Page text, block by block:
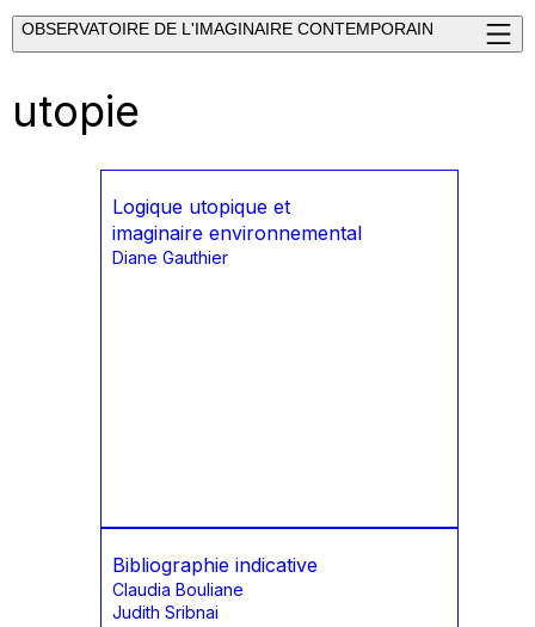
OBSERVATOIRE DE L'IMAGINAIRE CONTEMPORAIN
utopie
Logique utopique et
imaginaire environnemental
Diane Gauthier
Bibliographie indicative
Claudia Bouliane
Judith Sribnai